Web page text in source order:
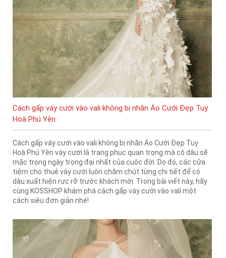
Cách gấp váy cưới vào vali không bị nhăn Áo Cưới Đẹp Tuy
Hoà Phú Yên
Cách gấp váy cưới vào vali không bị nhăn Áo Cưới Đẹp Tuy
Hoà Phú Yên váy cưới là trang phục quan trọng mà cô dâu sẽ
mặc trong ngày trọng đại nhất của cuộc đời. Do đó, các cửa
tiệm cho thuê váy cưới luôn chăm chút từng chi tiết để cô
dâu xuất hiện rực rỡ trước khách mời. Trong bài viết này, hãy
cùng KOSSHOP khám phá cách gấp váy cưới vào vali một
cách siêu đơn giản nhé!